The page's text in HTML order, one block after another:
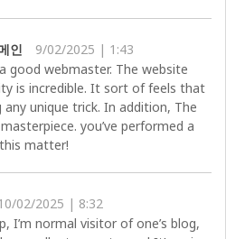
인
9/02/2025 | 1:43
good webmaster. The website
is incredible. It sort of feels that
any unique trick. In addition, The
you’ve performed a
matter!
02/2025 | 8:32
I’m normal visitor of one’s blog,